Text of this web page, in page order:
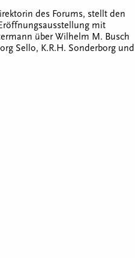
des Forums, stellt den
mit
über Wilhelm M. Busch
Sello, K.R.H. Sonderborg und